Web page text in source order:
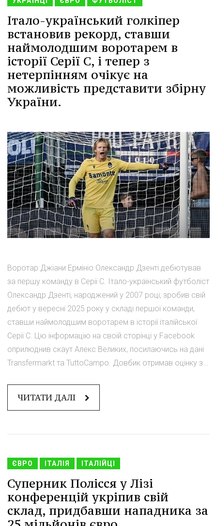
Італо-український голкіпер
встановив рекорд, ставши
наймолодшим воротарем в
історії Серії С, і тепер з
нетерпінням очікує на
можливість представити збірну
України.
Воротар Джіани Ермініо Олександр Дзенті дебютував
за першу команду в Серії С. Італо-український футболіст
Олександр Дзенті, народжений у 2007 році, зробив свій
дебют у вересні 2025 року у складі першої команди,
ставши наймолодшим воротарем в історії італійської
Серії С. Цю інформацію на своїй сторінці у Facebook
оприлюднив скаут Алекс Великих, посилаючись на дані
Transfermarkt та TuttoCampo. Довбик отримав оцінку з...
ЧИТАТИ ДАЛІ
ЄВРО ІТАЛІЯ ІТАЛІЙЦІ
Суперник Полісся у Лізі
конференцій укріпив свій
склад, придбавши нападника за